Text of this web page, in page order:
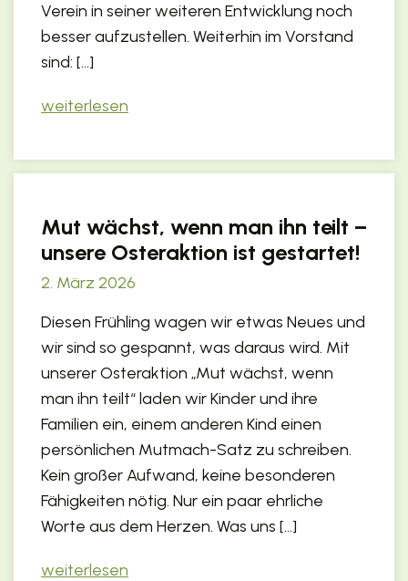
Verein in seiner weiteren Entwicklung noch
besser aufzustellen. Weiterhin im Vorstand
sind: […]
weiterlesen
Mut wächst, wenn man ihn teilt –
unsere Osteraktion ist gestartet!
2. März 2026
Diesen Frühling wagen wir etwas Neues und
wir sind so gespannt, was daraus wird. Mit
unserer Osteraktion „Mut wächst, wenn
man ihn teilt“ laden wir Kinder und ihre
Familien ein, einem anderen Kind einen
persönlichen Mutmach-Satz zu schreiben.
Kein großer Aufwand, keine besonderen
Fähigkeiten nötig. Nur ein paar ehrliche
Worte aus dem Herzen. Was uns […]
weiterlesen